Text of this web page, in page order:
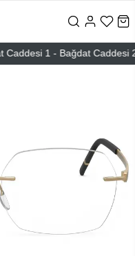
1 - Bağdat Caddesi 2